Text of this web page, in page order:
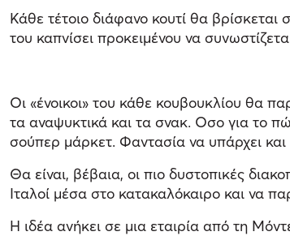
Κάθε τέτοιο διάφανο κουτί θα
του καπνίσει προκειμένου να
Οι «ένοικοι» του κάθε κουβουκλίου θα
τα αναψυκτικά και τα σνακ. Οσο για το
σούπερ μάρκετ. Φαντασία να υπάρχει και
Θα είναι, βέβαια, οι πιο δυστοπικές
Ιταλοί μέσα στο κατακαλόκαιρο και να
Η ιδέα ανήκει σε μια εταιρία από τη